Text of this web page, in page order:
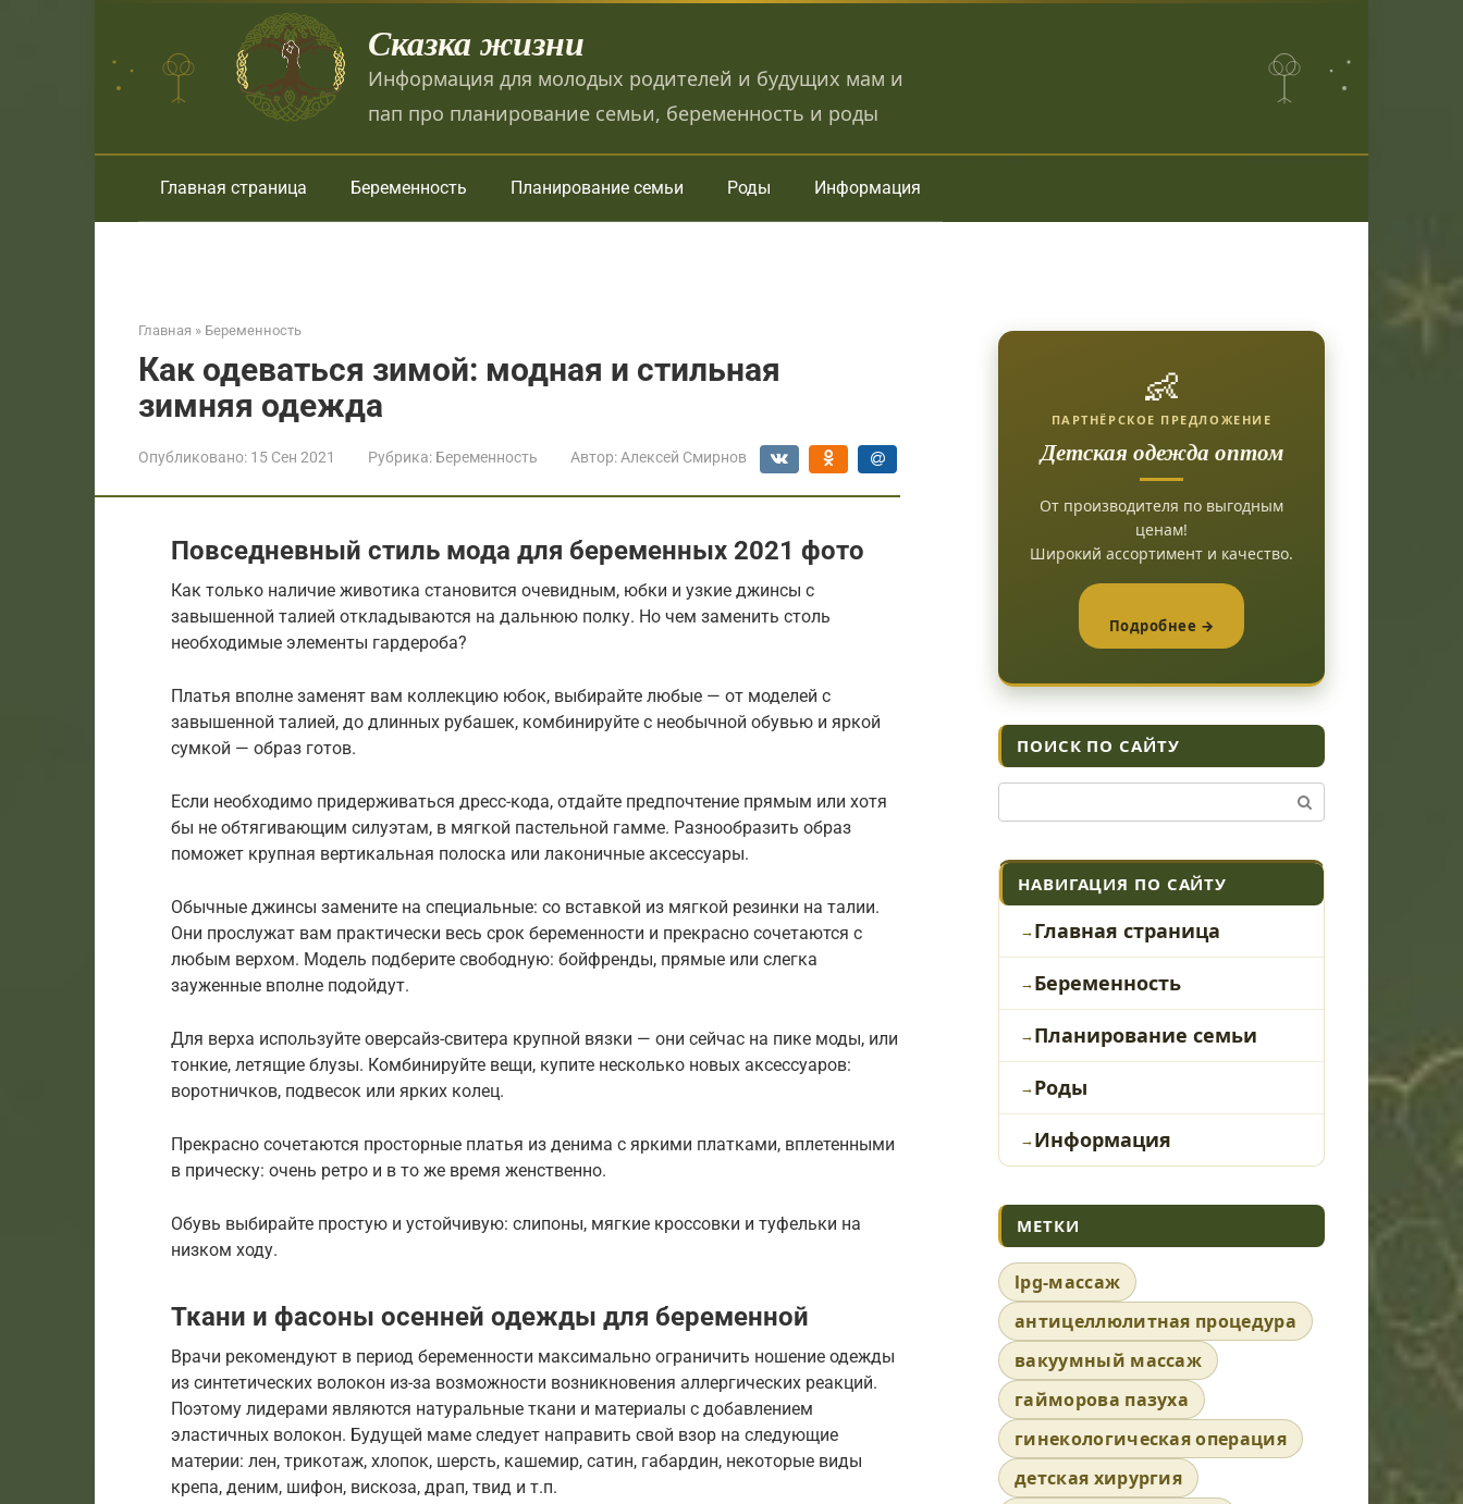
Сказка жизни
Информация для молодых родителей и будущих мам и
пап про планирование семьи, беременность и роды
Главная страница Беременность Планирование семьи Роды Информация
Главная » Беременность
Как одеваться зимой: модная и стильная
зимняя одежда
Опубликовано: 15 Сен 2021 Рубрика: Беременность Автор: Алексей Смирнов
Повседневный стиль мода для беременных 2021 фото
Как только наличие животика становится очевидным, юбки и узкие джинсы с
завышенной талией откладываются на дальнюю полку. Но чем заменить столь
необходимые элементы гардероба?
Платья вполне заменят вам коллекцию юбок, выбирайте любые — от моделей с
завышенной талией, до длинных рубашек, комбинируйте с необычной обувью и яркой
сумкой — образ готов.
Если необходимо придерживаться дресс-кода, отдайте предпочтение прямым или хотя
бы не обтягивающим силуэтам, в мягкой пастельной гамме. Разнообразить образ
поможет крупная вертикальная полоска или лаконичные аксессуары.
Обычные джинсы замените на специальные: со вставкой из мягкой резинки на талии.
Они прослужат вам практически весь срок беременности и прекрасно сочетаются с
любым верхом. Модель подберите свободную: бойфренды, прямые или слегка
зауженные вполне подойдут.
Для верха используйте оверсайз-свитера крупной вязки — они сейчас на пике моды, или
тонкие, летящие блузы. Комбинируйте вещи, купите несколько новых аксессуаров:
воротничков, подвесок или ярких колец.
Прекрасно сочетаются просторные платья из денима с яркими платками, вплетенными
в прическу: очень ретро и в то же время женственно.
Обувь выбирайте простую и устойчивую: слипоны, мягкие кроссовки и туфельки на
низком ходу.
Ткани и фасоны осенней одежды для беременной
Врачи рекомендуют в период беременности максимально ограничить ношение одежды
из синтетических волокон из-за возможности возникновения аллергических реакций.
Поэтому лидерами являются натуральные ткани и материалы с добавлением
эластичных волокон. Будущей маме следует направить свой взор на следующие
материи: лен, трикотаж, хлопок, шерсть, кашемир, сатин, габардин, некоторые виды
крепа, деним, шифон, вискоза, драп, твид и т.п.
👶
ПАРТНЁРСКОЕ ПРЕДЛОЖЕНИЕ
Детская одежда оптом
От производителя по выгодным
ценам!
Широкий ассортимент и качество.
Подробнее →
ПОИСК ПО САЙТУ
НАВИГАЦИЯ ПО САЙТУ
Главная страница
Беременность
Планирование семьи
Роды
Информация
МЕТКИ
lpg-массаж
антицеллюлитная процедура
вакуумный массаж
гайморова пазуха
гинекологическая операция
детская хирургия